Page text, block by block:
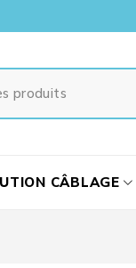
CÂBLAGE